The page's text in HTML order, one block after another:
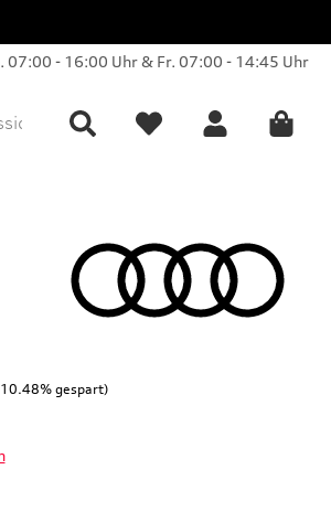
07:00 - 16:00 Uhr & Fr. 07:00 - 14:45 Uhr
Parts Sale Collection
gespart)